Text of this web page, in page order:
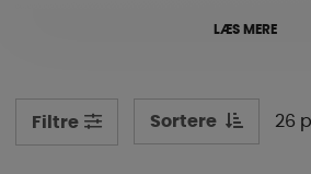
LÆS MERE
Filtre Sortere 26